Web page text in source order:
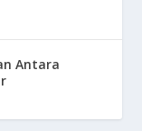
Antara